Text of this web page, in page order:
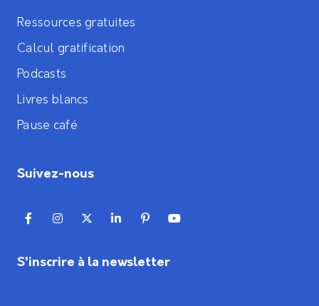
Ressources gratuites
Calcul gratification
Podcasts
Livres blancs
Pause café
Suivez-nous
S'inscrire à la newsletter